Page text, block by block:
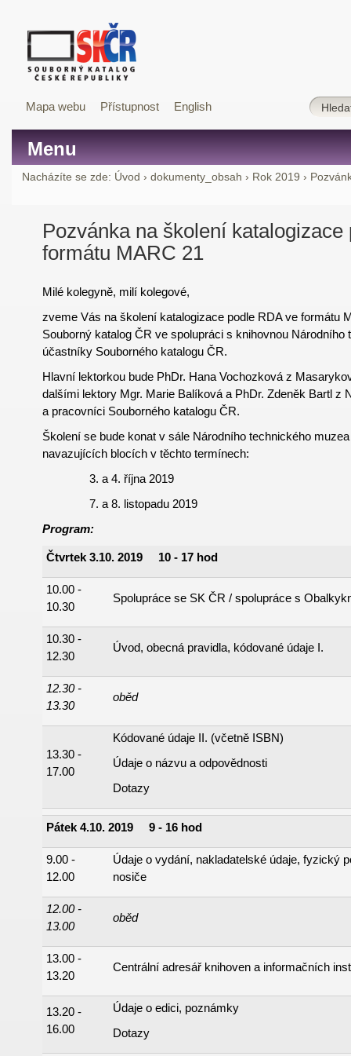
Mapa webu Přístupnost English
Menu
Nacházíte se zde: Úvod › dokumenty_obsah › Rok 2019 ›
Pozvánka na školení katalogizace
formátu MARC 21
Milé kolegyně, milí kolegové,
zveme Vás na školení katalogizace podle RDA ve formátu
Souborný katalog ČR ve spolupráci s knihovnou Národního
účastníky Souborného katalogu ČR.
Hlavní lektorkou bude PhDr. Hana Vochozková z
dalšími lektory Mgr. Marie Balíková a PhDr. Zdeněk Bartl z
a pracovníci Souborného katalogu ČR.
Školení se bude konat v sále Národního technického
navazujících blocích v těchto termínech:
3. a 4. října 2019
7. a 8. listopadu 2019
Program:
Čtvrtek 3.10. 2019 10 - 17 hod
10.00 -
10.30
Spolupráce se SK ČR / spolupráce s
10.30 -
12.30
Úvod, obecná pravidla, kódované údaje I.
12.30 -
13.30
oběd
13.30 -
17.00
Kódované údaje II. (včetně ISBN)
Údaje o názvu a odpovědnosti
Dotazy
Pátek 4.10. 2019 9 - 16 hod
9.00 -
12.00
Údaje o vydání, nakladatelské údaje, fyzický
nosiče
12.00 -
13.00
oběd
13.00 -
13.20
Centrální adresář knihoven a informačních
13.20 -
16.00
Údaje o edici, poznámky
Dotazy